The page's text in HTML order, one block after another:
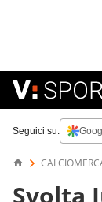
Seguici su:
Svolta